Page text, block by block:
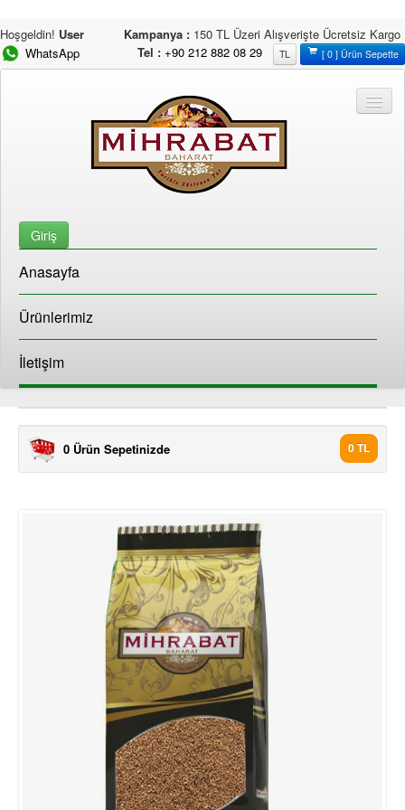
Hoşgeldin! User Kampanya : 150 TL Üzeri Alışverişte Ücretsiz Kargo
Tel : +90 212 882 08 29 TL [ 0 ] Ürün Sepette
WhatsApp
Giriş
Anasayfa
Ürünlerimiz
İletişim
0 Ürün Sepetinizde 0 TL
7 TÜRLÜ BAHARAT 1000 GR
7 TÜRLÜ BAHARAT 500 GR
AKBİBER TOZ 1000 GR
AKBİBER TOZ 500 GR
ANASON 1000 GR
ANASON 500 GR
ASPİR ÇİÇEĞİ 500 GR
BEYAZ TANE BİBER (AK BİBE.
BEYAZ TANE BİBER (AK BİBE.
BİBERİYE 1000 GR
BİBERİYE 500 GR
ÇÖREK OTO 1000 GR